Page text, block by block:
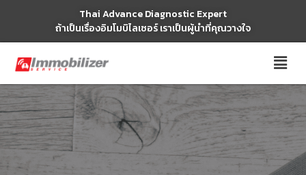
Thai Advance Diagnostic Expert
ถ้าเป็นเรื่องอิมโมบิไลเซอร์ เราเป็นผู้นำที่คุณวางใจ